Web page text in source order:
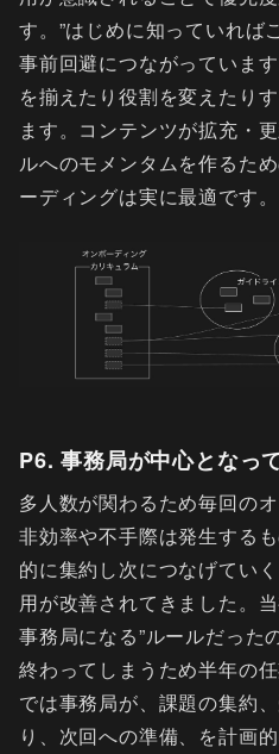
す。”はじめに知っていれば
事前回避につながっていま
を揃えたり役割を変えたり
ます。コンテンツが拡充・
ルへのモメンタムを作るた
ーディングは実に最適です。
P6. 事務局が中心となっ
多人数が関わるため毎回の
非効率や不手際は発生する
的に集約し次につなげてい
用が改善されてきました。
事務局になる”ルールだった
終わってしまうため半年の
では事務局が、課題の集約
り、次回への準備、を計画